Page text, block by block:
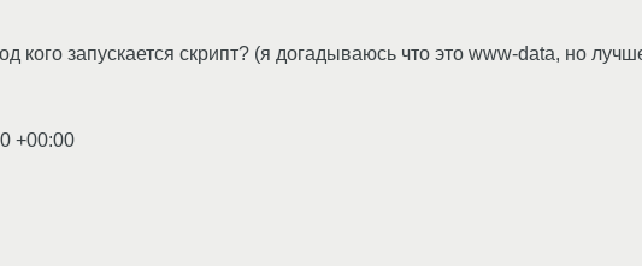
кого запускается скрипт? (я догадываюсь что это www-data, но
+00:00